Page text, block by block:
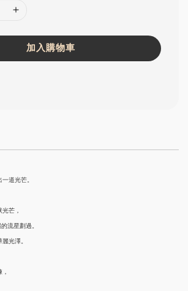
加入購物車
道光芒。
芒，
流星劃過。
光澤。